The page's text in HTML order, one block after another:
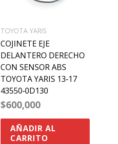
TOYOTA YARIS
COJINETE EJE
DELANTERO DERECHO
CON SENSOR ABS
TOYOTA YARIS 13‑17
43550‑0D130
$600,000
AÑADIR AL
CARRITO